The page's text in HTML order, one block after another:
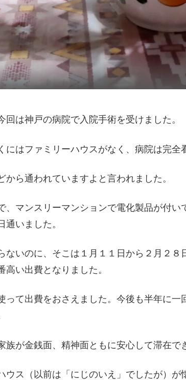
は神戸の病院で入院手術を受けました。
はファミリーハウスがなく、病院は完全
ら通われていますよと言われました。
、マンスリーマンションで電化製品が付
いました。
ないのに、そこは１月１１日から２月２
い出費となりました。
って出費をおさえました。今後も半年に
が金銭面、精神面ともに安心して滞在で
ウス（以前は「にじのいえ」でしたが）